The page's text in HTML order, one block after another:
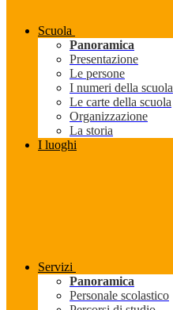
Scuola
Panoramica
Presentazione
Le persone
I numeri della scuola
Le carte della scuola
Organizzazione
La storia
I luoghi
Servizi
Panoramica
Personale scolastico